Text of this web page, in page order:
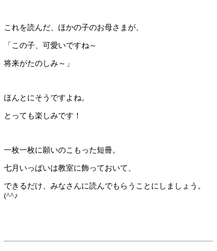
これを読んだ、ほかの子のお母さまが、
「この子、可愛いですね～
将来がたのしみ～」
ほんとにそうですよね。
とっても楽しみです！
一枚一枚に願いのこもった短冊。
七月いっぱいは教室に飾っておいて、
できるだけ、みなさんに読んでもらうことにしましょう。
(^^♪